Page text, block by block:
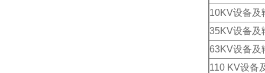
10KV设备及
35KV设备及
63KV设备及
110 KV设备